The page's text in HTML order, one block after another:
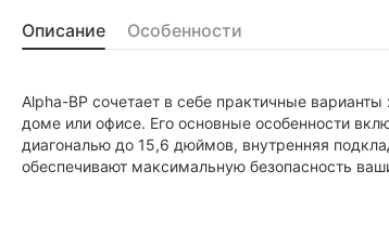
Описание Особенности
Alpha-BP сочетает в себе практичные
доме или офисе. Его основные особенности
диагональю до 15,6 дюймов, внутренняя
обеспечивают максимальную безопасность